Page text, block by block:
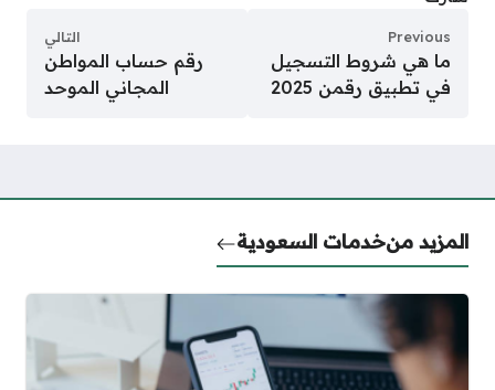
Previous
ما هي شروط التسجيل
في تطبيق رقمن 2025
التالي
رقم حساب المواطن
المجاني الموحد
المزيد منخدمات السعودية